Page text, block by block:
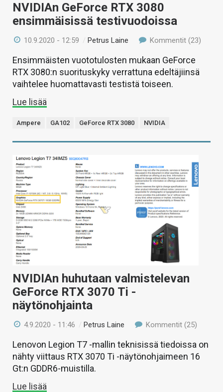
NVIDIAn GeForce RTX 3080
ensimmäisissä testivuodoissa
10.9.2020 - 12:59 / Petrus Laine Kommentit (23)
Ensimmäisten vuototulosten mukaan GeForce
RTX 3080:n suorituskyky verrattuna edeltäjiinsä
vaihtelee huomattavasti testistä toiseen.
Lue lisää
Ampere GA102 GeForce RTX 3080 NVIDIA
NVIDIAn huhutaan valmistelevan
GeForce RTX 3070 Ti -
näytönohjainta
4.9.2020 - 11:46 /Petrus Laine Kommentit (25)
Lenovon Legion T7 -mallin teknisissä tiedoissa on
nähty viittaus RTX 3070 Ti -näytönohjaimeen 16
Gt:n GDDR6-muistilla.
Lue lisää